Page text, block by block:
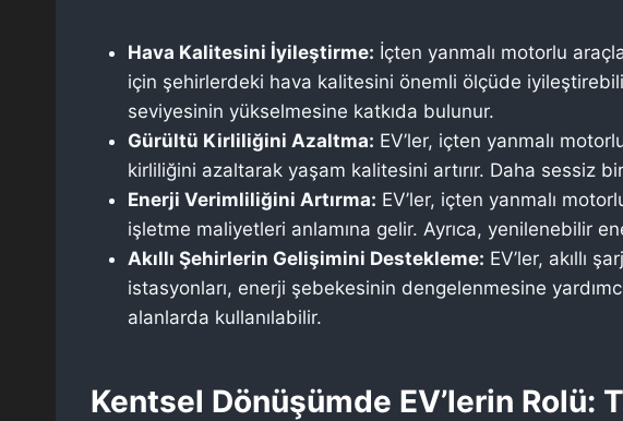
Hava Kalitesini İyileştirme: İçten yanmalı motorlu
için şehirlerdeki hava kalitesini önemli ölçüde
seviyesinin yükselmesine katkıda bulunur.
Gürültü Kirliliğini Azaltma: EV’ler, içten yanmalı
kirliliğini azaltarak yaşam kalitesini artırır. Daha sessiz
Enerji Verimliliğini Artırma: EV’ler, içten yanmalı
işletme maliyetleri anlamına gelir. Ayrıca, yenilenebilir
Akıllı Şehirlerin Gelişimini Destekleme: EV’ler, akıllı
istasyonları, enerji şebekesinin dengelenmesine
alanlarda kullanılabilir.
Kentsel Dönüşümde EV’lerin Rolü: